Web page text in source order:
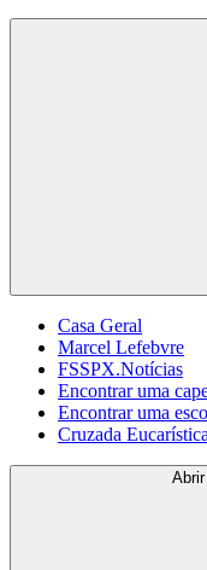
Casa Geral
Marcel Lefebvre
FSSPX.Notícias
Encontrar uma
Encontrar uma
Cruzada Eucarística